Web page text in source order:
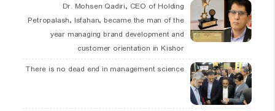
Dr. Mohsen Qadiri, CEO of Holding
Petropalash, Isfahan, became the man of the
year managing brand development and
customer orientation in Kishor
There is no dead end in management science